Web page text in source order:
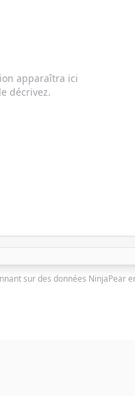
apparaîtra ici
décrivez.
sur des données NinjaPear